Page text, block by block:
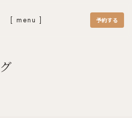
[ menu ] 予約する